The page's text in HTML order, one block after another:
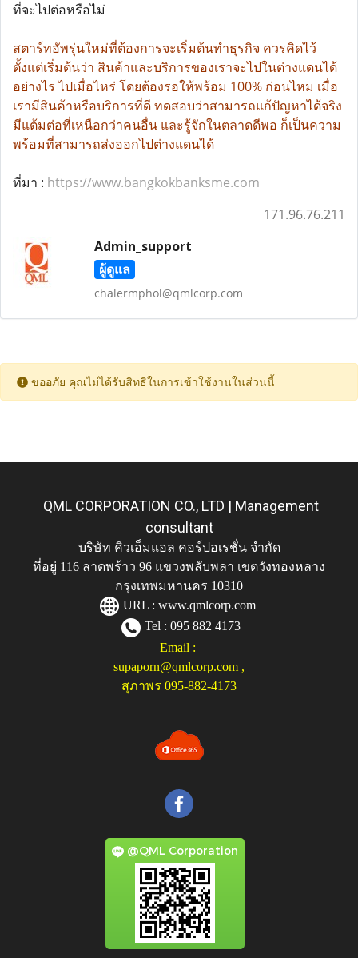
ที่จะไปต่อหรือไม่
สตาร์ทอัพรุ่นใหม่ที่ต้องการจะเริ่มต้นทำธุรกิจ ควรคิดไว้
ตั้งแต่เริ่มต้นว่า สินค้าและบริการของเราจะไปในต่างแดนได้
อย่างไร ไปเมื่อไหร่ โดยต้องรอให้พร้อม 100% ก่อนไหม เมื่อ
เรามีสินค้าหรือบริการที่ดี ทดสอบว่าสามารถแก้ปัญหาได้จริง
มีแต้มต่อที่เหนือกว่าคนอื่น และรู้จักในตลาดดีพอ ก็เป็นความ
พร้อมที่สามารถส่งออกไปต่างแดนได้
ที่มา : https://www.bangkokbanksme.com
171.96.76.211
Admin_support
ผู้ดูแล
chalermphol@qmlcorp.com
ขออภัย คุณไม่ได้รับสิทธิในการเข้าใช้งานในส่วนนี้
QML CORPORATION CO., LTD | Management
consultant
บริษัท คิวเอ็มแอล คอร์ปอเรชั่น จำกัด
ที่อยู่ 116 ลาดพร้าว 96 แขวงพลับพลา เขตวังทองหลาง
กรุงเทพมหานคร 10310
URL : www.qmlcorp.com
Tel : 095 882 4173
Email :
supaporn@qmlcorp.com ,
สุภาพร 095-882-4173
@QML Corporation